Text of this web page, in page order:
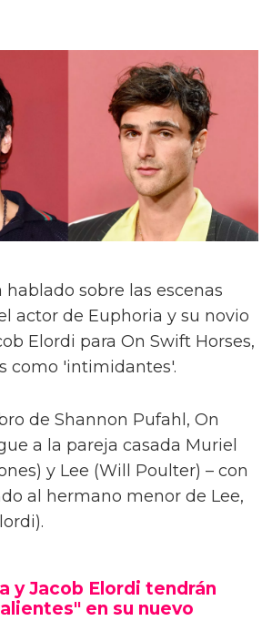
hablado sobre las escenas
actor de Euphoria y su novio
Elordi para On Swift Horses,
como 'intimidantes'.
de Shannon Pufahl, On
a la pareja casada Muriel
y Lee (Will Poulter) – con
al hermano menor de Lee,
y Jacob Elordi tendrán
en su nuevo